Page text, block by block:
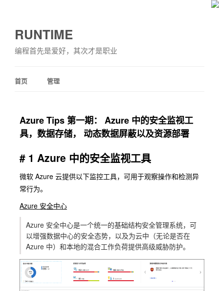
RUNTIME
编程首先是爱好，其次才是职业
首页 管理
Azure Tips 第一期： Azure 中的安全监视工
具，数据存储， 动态数据屏蔽以及资源部署
# 1 Azure 中的安全监视工具
微软 Azure 云提供以下监控工具，可用于观察操作和检测异
常行为。
Azure 安全中心
Azure 安全中心是一个统一的基础结构安全管理系统，可
以增强数据中心的安全态势，以及为云中（无论是否在
Azure 中）和本地的混合工作负荷提供高级威胁防护。